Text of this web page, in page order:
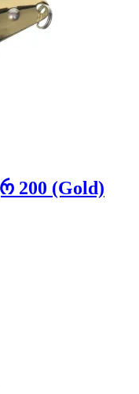
200 (Gold)